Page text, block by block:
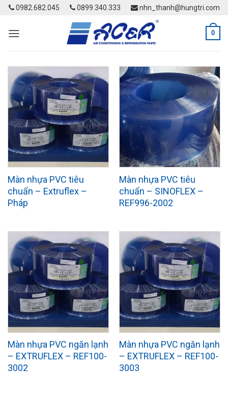
Skip
content
0982.682.045 0899.340.333 nhn_thanh@hungtri.com
0
Màn nhựa PVC tiêu
chuẩn – Extruflex –
Pháp
Màn nhựa PVC tiêu
chuẩn – SINOFLEX –
REF996-2002
Màn nhựa PVC ngăn lạnh
– EXTRUFLEX – REF100-
3002
Màn nhựa PVC ngăn lạnh
– EXTRUFLEX – REF100-
3003